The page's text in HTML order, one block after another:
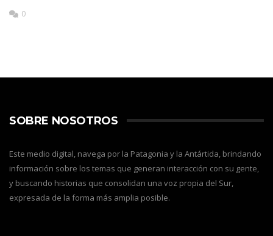
0
SOBRE NOSOTROS
Este medio digital, navega por la Patagonia y la Antártida, brindando
información sobre los temas que generan interacción con su gente,
y buscando historias que consolidan una voz propia del Sur,
expresada de la forma más amplia posible.